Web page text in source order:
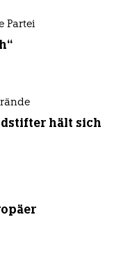
Partei
hält sich